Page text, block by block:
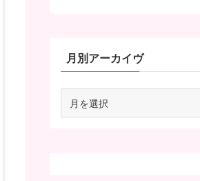
月別アーカイヴ